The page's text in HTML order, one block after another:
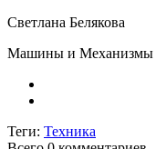
Светлана Белякова
Машины и Механизмы
Теги: Техника